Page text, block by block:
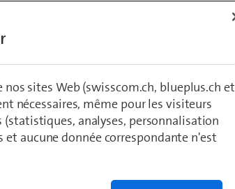
sites Web (swisscom.ch, blueplus.ch et
nécessaires, même pour les visiteurs
analyses, personnalisation
aucune donnée correspondante n'est